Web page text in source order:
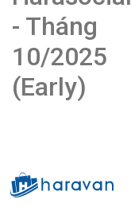
- Tháng
10/2025
(Early)